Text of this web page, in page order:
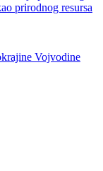
prirodnog resursa
Vojvodine